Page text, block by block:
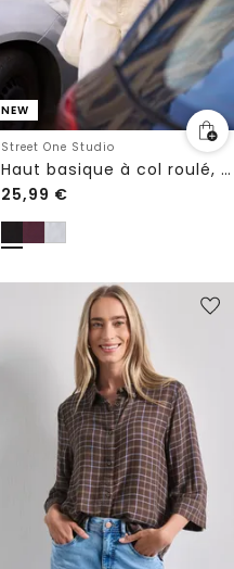
NEW
Street One Studio
Haut basique à col roulé, couleur unie
25,99 €